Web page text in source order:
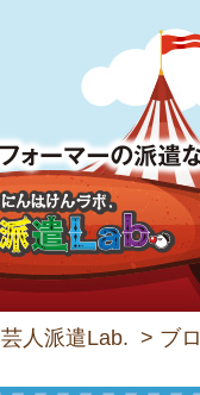
芸人派遣Lab. > ブ